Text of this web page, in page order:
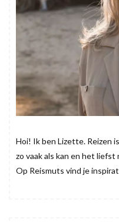
Hoi! Ik ben Lizette. Reizen
zo vaak als kan en het
Op Reismuts vind je